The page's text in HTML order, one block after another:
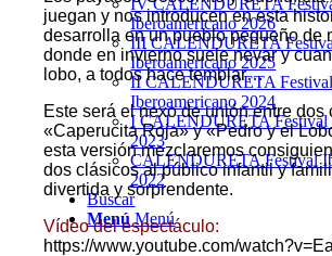
IV CALENDURETA
Iberoamericano 2026
III CALENDURETA
Iberoamericano 2025
II CALENDURETA Festival
Iberoamericano 2024
I CALENDURETA Festival
2023
CALENDURETA Festival
2022
Buscar
Menú Menú
juegan y nos introducen en esta
desarrolla en un pueblo pequeño de
donde en invierno suele nevar y
lobo, a todos hace temblar…
Este será el nexo de unión entre dos
«Caperucita Roja» y «Pedro y el
esta versión mezclaremos
dos clásicos al público infantil y
divertida y sorprendente.
Vídeo del espectáculo:
https://www.youtube.com/